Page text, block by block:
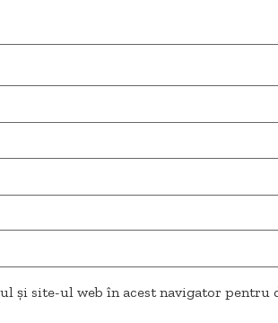
și site-ul web în acest navigator pentru